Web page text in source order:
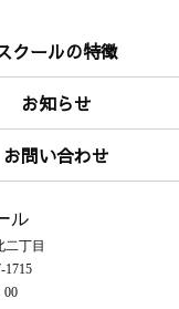
クールの特徴
お知らせ
お問い合わせ
ル
二丁目
1715
00